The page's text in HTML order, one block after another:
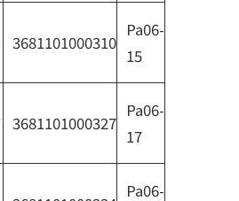
3681101000310
Pa06-
15
3681101000327
Pa06-
17
Pa06-